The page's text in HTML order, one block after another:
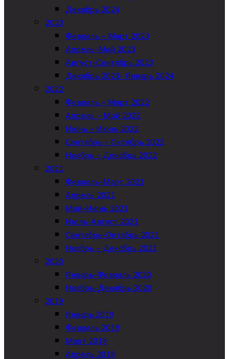
Декабрь 2024
2023
Февраль – Март 2023
Апрель-Май 2023
Август-Сентябрь 2023
Декабрь 2023- Январь 2024
2022
Февраль – Март 2022
Апрель – Май 2022
Июнь – Июль 2022
Сентябрь – Октябрь 2022
Ноябрь – Декабрь 2022
2021
Февраль-Март 2021
Апрель 2021
Май-Июнь 2021
Июль-Август 2021
Сентябрь-Октябрь 2021
Ноябрь – Декабрь 2021
2020
Январь-Февраль 2020
Ноябрь-Декабрь 2020
2019
Январь 2019
Февраль 2019
Март 2019
Апрель 2019